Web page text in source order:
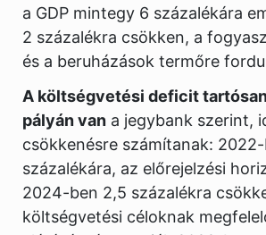
a GDP mintegy 6 százalékára
2 százalékra csökken, a
és a beruházások termőre
A költségvetési deficit
pályán van a jegybank szerint,
csökkenésre számítanak: 2022-
százalékára, az előrejelzési
2024-ben 2,5 százalékra
költségvetési céloknak